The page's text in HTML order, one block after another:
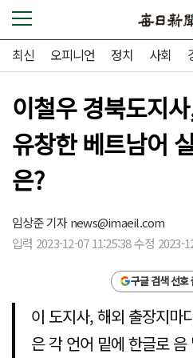
최신 오피니언 정치 사회
이철우 경북도지
유창한 베트남어
은?
임상준 기자news@imaeil.com
입력 2023-12-07 11:25:38 수정 2023-
구글 검색 선호
이 도지사, 해외 출장지마
은 각 언어 밑에 한글로 음